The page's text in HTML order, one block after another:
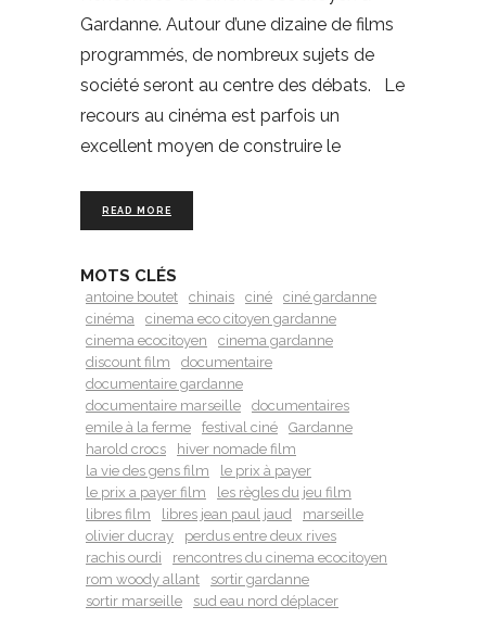
Gardanne. Autour d’une dizaine de films
programmés, de nombreux sujets de
société seront au centre des débats. Le
recours au cinéma est parfois un
excellent moyen de construire le
READ MORE
MOTS CLÉS
antoine boutet chinais ciné
ciné gardanne
cinéma
cinema eco citoyen gardanne
cinema ecocitoyen
cinema gardanne
discount film
documentaire
documentaire gardanne
documentaire marseille
documentaires
emile à la ferme
festival ciné
Gardanne
harold crocs
hiver nomade film
la vie des gens film
le prix à payer
le prix a payer film
les règles du jeu film
libres film
libres jean paul jaud
marseille
olivier ducray
perdus entre deux rives
rachis ourdi
rencontres du cinema ecocitoyen
rom woody allant
sortir gardanne
sortir marseille
sud eau nord déplacer